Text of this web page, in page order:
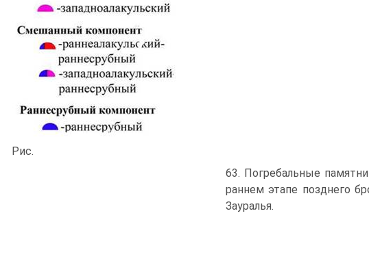
Рис.
63. Погребальные
раннем этапе позднего
Зауралья.